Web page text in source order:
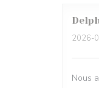
2026-
Nous